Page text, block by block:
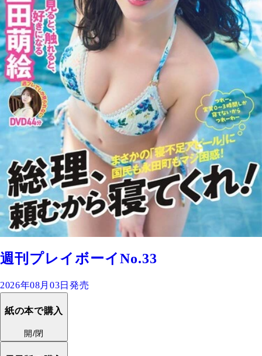
週刊プレイボーイNo.33
2026年08月03日発売
紙の本で購入
開/閉